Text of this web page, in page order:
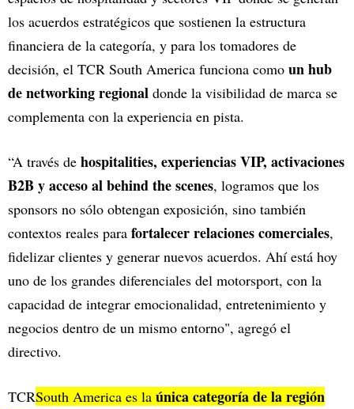
los acuerdos estratégicos que sostienen la estructura
financiera de la categoría, y para los tomadores de
decisión, el TCR South America funciona como un hub
de networking regional donde la visibilidad de marca se
complementa con la experiencia en pista.
“A través de hospitalities, experiencias VIP, activaciones
B2B y acceso al behind the scenes, logramos que los
sponsors no sólo obtengan exposición, sino también
contextos reales para fortalecer relaciones comerciales,
fidelizar clientes y generar nuevos acuerdos. Ahí está hoy
uno de los grandes diferenciales del motorsport, con la
capacidad de integrar emocionalidad, entretenimiento y
negocios dentro de un mismo entorno", agregó el
directivo.
TCRSouth America es la única categoría de la región